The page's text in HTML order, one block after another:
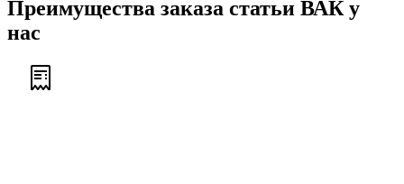
Преимущества заказа статьи ВАК у
нас